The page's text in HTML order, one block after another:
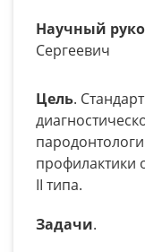
Научный
Сергеевич
Цель.
профилактики
II типа.
Задачи.